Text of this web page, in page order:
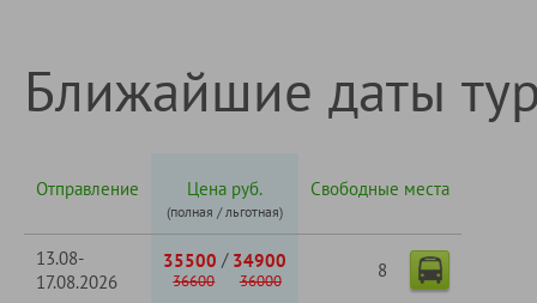
Ближайшие даты
Отправление Цена руб.
(полная / льготная)
Свободные места
13.08-
17.08.2026
35500 / 34900
36600 36000
8